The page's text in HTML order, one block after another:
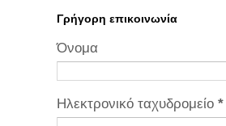
Γρήγορη επικοινωνία
Όνομα
Ηλεκτρονικό ταχυδρομείο *